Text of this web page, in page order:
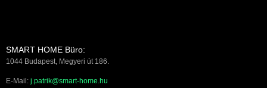
SMART HOME Büro:
1044 Budapest, Megyeri út 186.
E-Mail: j.patrik@smart-home.hu